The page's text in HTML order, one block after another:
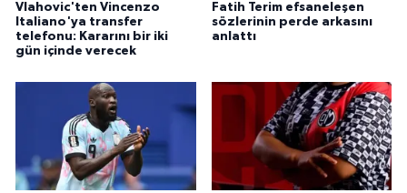
Vlahovic'ten Vincenzo
Italiano'ya transfer
telefonu: Kararını bir iki
gün içinde verecek
Fatih Terim efsaneleşen
sözlerinin perde arkasını
anlattı